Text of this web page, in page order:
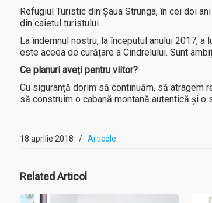
Refugiul Turistic din Șaua Strunga, în cei doi
din caietul turistului.
La îndemnul nostru, la începutul anului 2017, a
este aceea de curățare a Cindrelului. Sunt
Ce planuri aveți pentru viitor?
Cu siguranță dorim să continuăm, să atragem
să construim o cabană montană autentică și o
18 aprilie 2018 / Articole
RelatedArticolMAI MULT